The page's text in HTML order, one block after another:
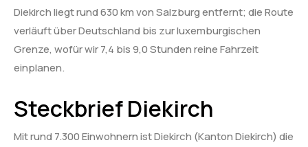
Diekirch liegt rund 630 km von Salzburg entfernt; die Route
verläuft über Deutschland bis zur luxemburgischen
Grenze, wofür wir 7,4 bis 9,0 Stunden reine Fahrzeit
einplanen.
Steckbrief Diekirch
Mit rund 7.300 Einwohnern ist Diekirch (Kanton Diekirch) die